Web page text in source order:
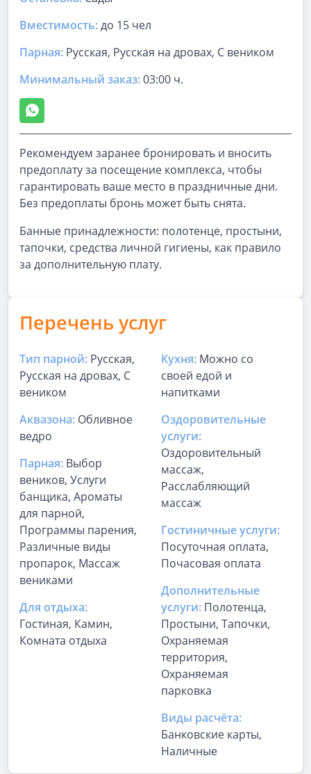
Вместимость:до 15 чел
Парная: Русская, Русская на дровах, С веником
Минимальный заказ:03:00 ч.
Рекомендуем заранее бронировать и вносить
предоплату за посещение комплекса, чтобы
гарантировать ваше место в праздничные дни.
Без предоплаты бронь может быть снята.
Банные принадлежности: полотенце, простыни,
тапочки, средства личной гигиены, как правило
за дополнительную плату.
Перечень услуг
Тип парной: Русская,
Русская на дровах, С
веником
Аквазона: Обливное
ведро
Парная: Выбор
веников, Услуги
банщика, Ароматы
для парной,
Программы парения,
Различные виды
пропарок, Массаж
вениками
Для отдыха:
Гостиная, Камин,
Комната отдыха
Кухня: Можно со
своей едой и
напитками
Оздоровительные
услуги:
Оздоровительный
массаж,
Расслабляющий
массаж
Гостиничные услуги:
Посуточная оплата,
Почасовая оплата
Дополнительные
услуги: Полотенца,
Простыни, Тапочки,
Охраняемая
территория,
Охраняемая
парковка
Виды расчёта:
Банковские карты,
Наличные